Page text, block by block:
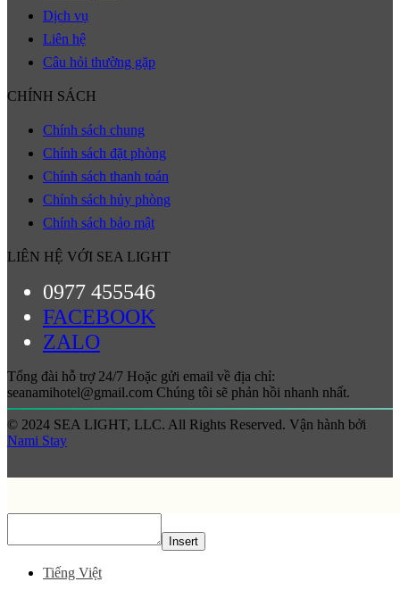
Dịch vụ
Liên hệ
Câu hỏi thường gặp
CHÍNH SÁCH
Chính sách chung
Chính sách đặt phòng
Chính sách thanh toán
Chính sách hủy phòng
Chính sách bảo mật
LIÊN HỆ VỚI SEA LIGHT
0977 455546
FACEBOOK
ZALO
Tổng đài hỗ trợ 24/7 Hoặc gửi email về địa chỉ:
seanamihotel@gmail.com Chúng tôi sẽ phản hồi nhanh nhất.
© 2024 SEA LIGHT, LLC. All Rights Reserved. Vận hành bởi
Nami Stay
Insert
Tiếng Việt